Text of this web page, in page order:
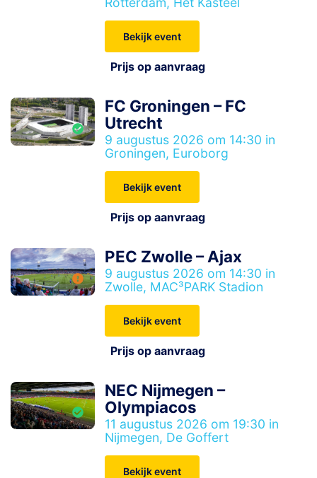
Bekijk event
Prijs op aanvraag
FC Groningen – FC
Utrecht
9 augustus 2026 om 14:30 in
Groningen, Euroborg
Bekijk event
Prijs op aanvraag
PEC Zwolle – Ajax
9 augustus 2026 om 14:30 in
Zwolle, MAC³PARK Stadion
Bekijk event
Prijs op aanvraag
NEC Nijmegen –
Olympiacos
11 augustus 2026 om 19:30 in
Nijmegen, De Goffert
Bekijk event